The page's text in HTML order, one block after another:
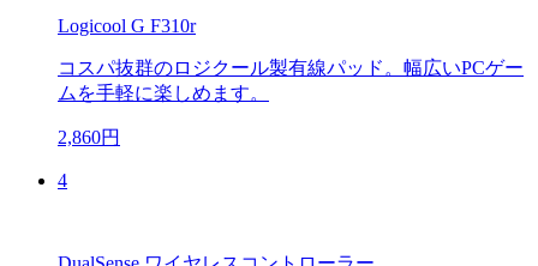
Logicool G F310r
コスパ抜群のロジクール製有線パッド。幅広いPCゲー
ムを手軽に楽しめます。
2,860円
4